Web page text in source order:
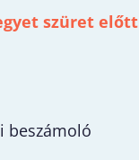
szüret előtt
beszámoló